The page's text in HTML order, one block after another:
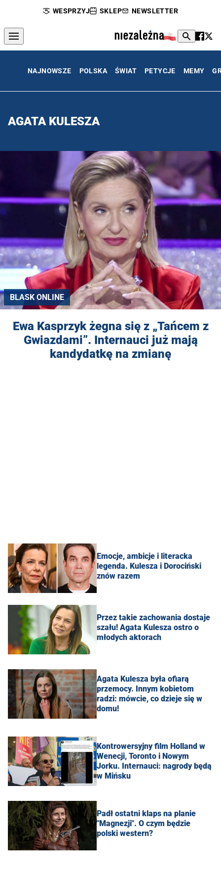
WESPRZYJ SKLEP NEWSLETTER
NAJNOWSZE POLSKA ŚWIAT PETYCJE MEMY
AGATA KULESZA
BLASK ONLINE
Ewa Kasprzyk żegna się z „Tańcem z
Gwiazdami”. Internauci już mają
kandydatkę na zmianę
Emocje, ambicje i literacka
legenda. Kulesza i Dorociński
znów razem
Przez takie zachowania dostaje
szału! Agata Kulesza ostro o
młodych aktorach
Agata Kulesza była ofiarą
przemocy. Innym kobietom
radzi: mówcie, co dzieje się w
domu!
Kontrowersyjny film Holland w
Wenecji, Toronto i Nowym
Jorku. Internauci: nagrody będą
w Mińsku
Padł ostatni klaps na planie
"Magnezji". O czym będzie
polski western?